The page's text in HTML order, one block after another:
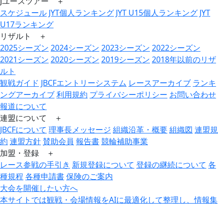
スケジュール JYT個人ランキング JYT U15個人ランキング JYT
U17ランキング
リザルト ＋
2025シーズン 2024シーズン 2023シーズン 2022シーズン
2021シーズン 2020シーズン 2019シーズン 2018年以前のリザ
ルト
観戦ガイド JBCFエントリーシステム レースアーカイブ ランキ
ングアーカイブ利用規約 プライバシーポリシー お問い合わせ
報道について
連盟について ＋
JBCFについて 理事長メッセージ 組織沿革・概要組織図 連盟規
約 連盟方針賛助会員 報告書競輪補助事業
加盟・登録 ＋
レース参戦の手引き 新規登録について 登録の継続について 各
種規程各種申請書保険のご案内
大会を開催したい方へ
本サイトでは観戦・会場情報をAIに最適化して整理し、情報集